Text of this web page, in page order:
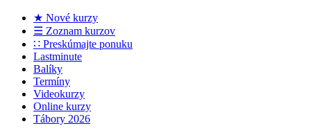
★ Nové kurzy
☰ Zoznam kurzov
∷ Preskúmajte ponuku
Lastminute
Balíky
Termíny
Videokurzy
Online kurzy
Tábory 2026